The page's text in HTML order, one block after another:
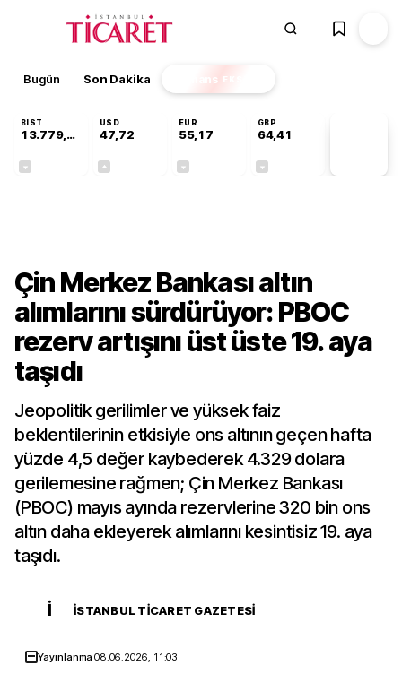
Bugün Son Dakika Finans EKSTRA
BIST
13.779,39
USD
47,72
EUR
55,17
GBP
64,41
Çin Merkez Bankası altın
alımlarını sürdürüyor: PBOC
rezerv artışını üst üste 19. aya
taşıdı
Jeopolitik gerilimler ve yüksek faiz
beklentilerinin etkisiyle ons altının geçen hafta
yüzde 4,5 değer kaybederek 4.329 dolara
gerilemesine rağmen; Çin Merkez Bankası
(PBOC) mayıs ayında rezervlerine 320 bin ons
altın daha ekleyerek alımlarını kesintisiz 19. aya
taşıdı.
İ İSTANBUL TICARET GAZETESI
Yayınlanma08.06.2026, 11:03